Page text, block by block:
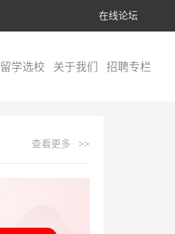
在线论坛
留学选校 关于我们 招聘专栏
查看更多 >>